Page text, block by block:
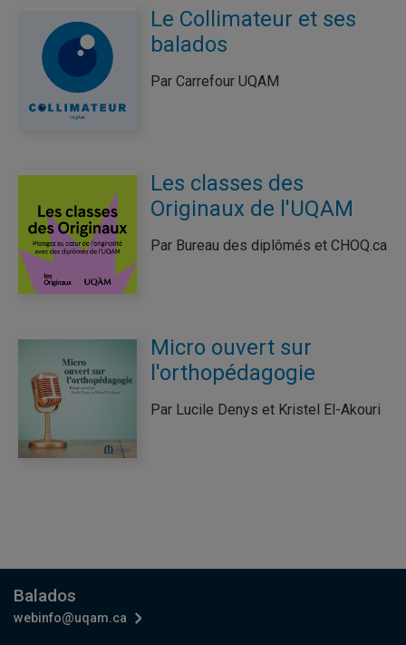
Le Collimateur et ses
balados
Par Carrefour UQAM
Les classes des
Originaux de l'UQAM
Par Bureau des diplômés et CHOQ.ca
Micro ouvert sur
l'orthopédagogie
Par Lucile Denys et Kristel El-Akouri
Balados
webinfo@uqam.ca